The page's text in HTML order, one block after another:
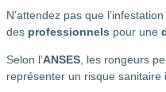
N’attendez pas que
des professionnels pour une
Selon l’ANSES , les rongeurs
représenter un risque sanitaire